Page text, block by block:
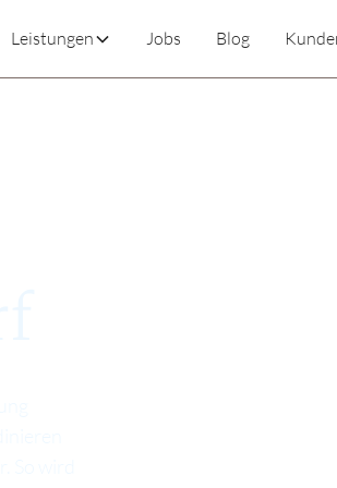
Leistungen Jobs Blog